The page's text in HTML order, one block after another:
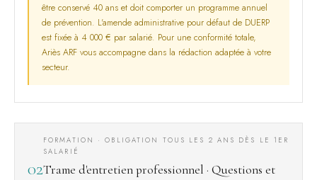
être conservé 40 ans et doit comporter un programme annuel
de prévention. L'amende administrative pour défaut de DUERP
est fixée à 4 000 € par salarié. Pour une conformité totale,
Ariès ARF vous accompagne dans la rédaction adaptée à votre
secteur.
02
FORMATION · OBLIGATION TOUS LES 2 ANS DÈS LE 1ER
SALARIÉ
Trame d'entretien professionnel · Questions et